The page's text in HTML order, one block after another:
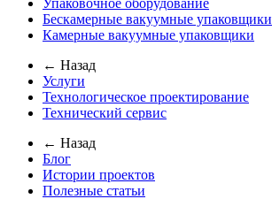
Упаковочное оборудование
Бескамерные вакуумные упаковщики
Камерные вакуумные упаковщики
← Назад
Услуги
Технологическое проектирование
Технический сервис
← Назад
Блог
Истории проектов
Полезные статьи